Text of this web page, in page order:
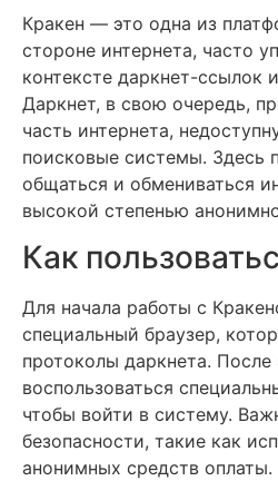
Кракен — это одна из
стороне интернета, часто
контексте даркнет-ссылок
Даркнет, в свою очередь,
часть интернета,
поисковые системы. Здесь
общаться и обмениваться
высокой степенью
Как
Для начала работы с
специальный браузер,
протоколы даркнета.
воспользоваться
чтобы войти в систему.
безопасности, такие как
анонимных средств оплаты.